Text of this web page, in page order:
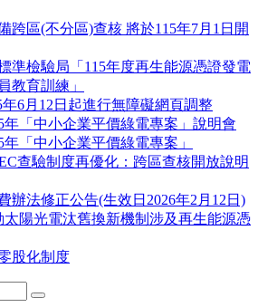
跨區(不分區)查核 將於115年7月1日開
準檢驗局「115年度再生能源憑證發電
教育訓練」
年6月12日起進行無障礙網頁調整
年「中小企業平價綠電專案」說明會
「中小企業平價綠電專案」
查驗制度再優化：跨區查核開放說明
辦法修正公告(生效日2026年2月12日)
太陽光電汰舊換新機制涉及再生能源憑
股化制度